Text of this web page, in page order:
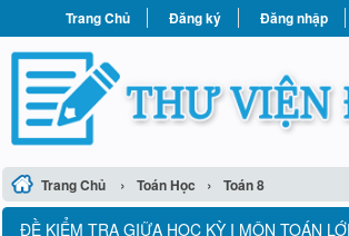
Trang Chủ Đăng ký Đăng nhập
Trang Chủ › Toán Học › Toán 8
ĐỀ KIỂM TRA GIỮA HỌC KỲ I MÔN TOÁN